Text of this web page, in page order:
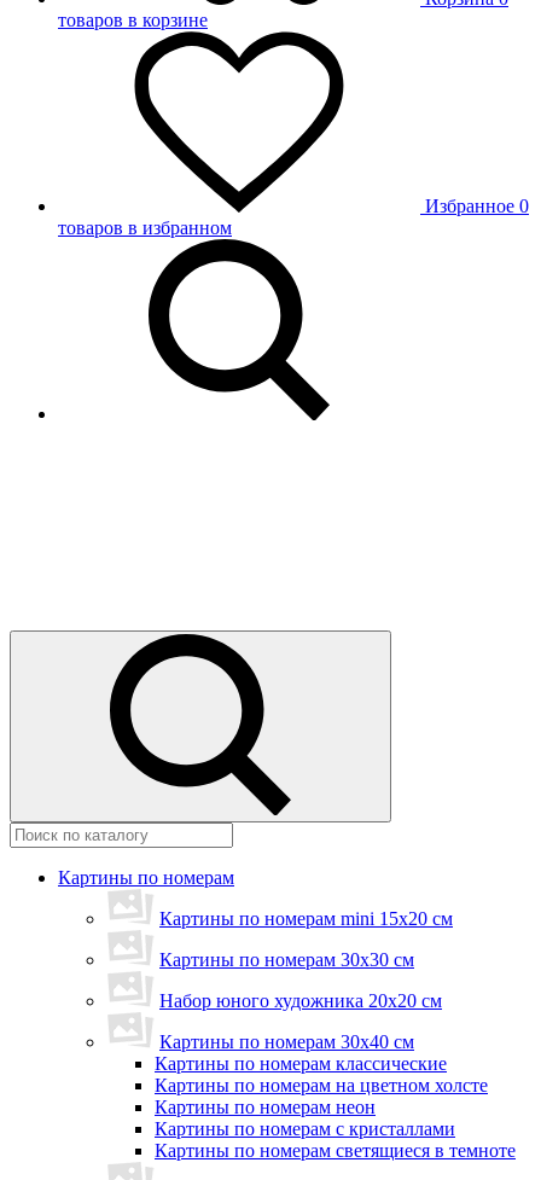
товаров в корзине
Избранное 0
товаров в избранном
Картины по номерам
Картины по номерам mini 15х20 см
Картины по номерам 30x30 см
Набор юного художника 20х20 см
Картины по номерам 30х40 см
Картины по номерам классические
Картины по номерам на цветном холсте
Картины по номерам неон
Картины по номерам с кристаллами
Картины по номерам светящиеся в темноте